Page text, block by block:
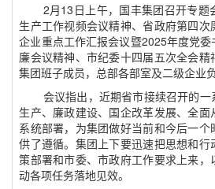
2月13日上午，国丰集团召开专题
生产工作视频会议精神、省政府第四
企业重点工作汇报会议暨2025年度党
廉会议精神、市纪委十四届五次全会精
集团班子成员，总部各部室及二级企业
会议指出，近期省市接续召开的
生产、廉政建设、国企改革发展、全
系统部署，为集团做好当前和今后一
供了遵循。集团上下要迅速把思想和
策部署和市委、市政府工作要求上来
动各项任务落地见效。